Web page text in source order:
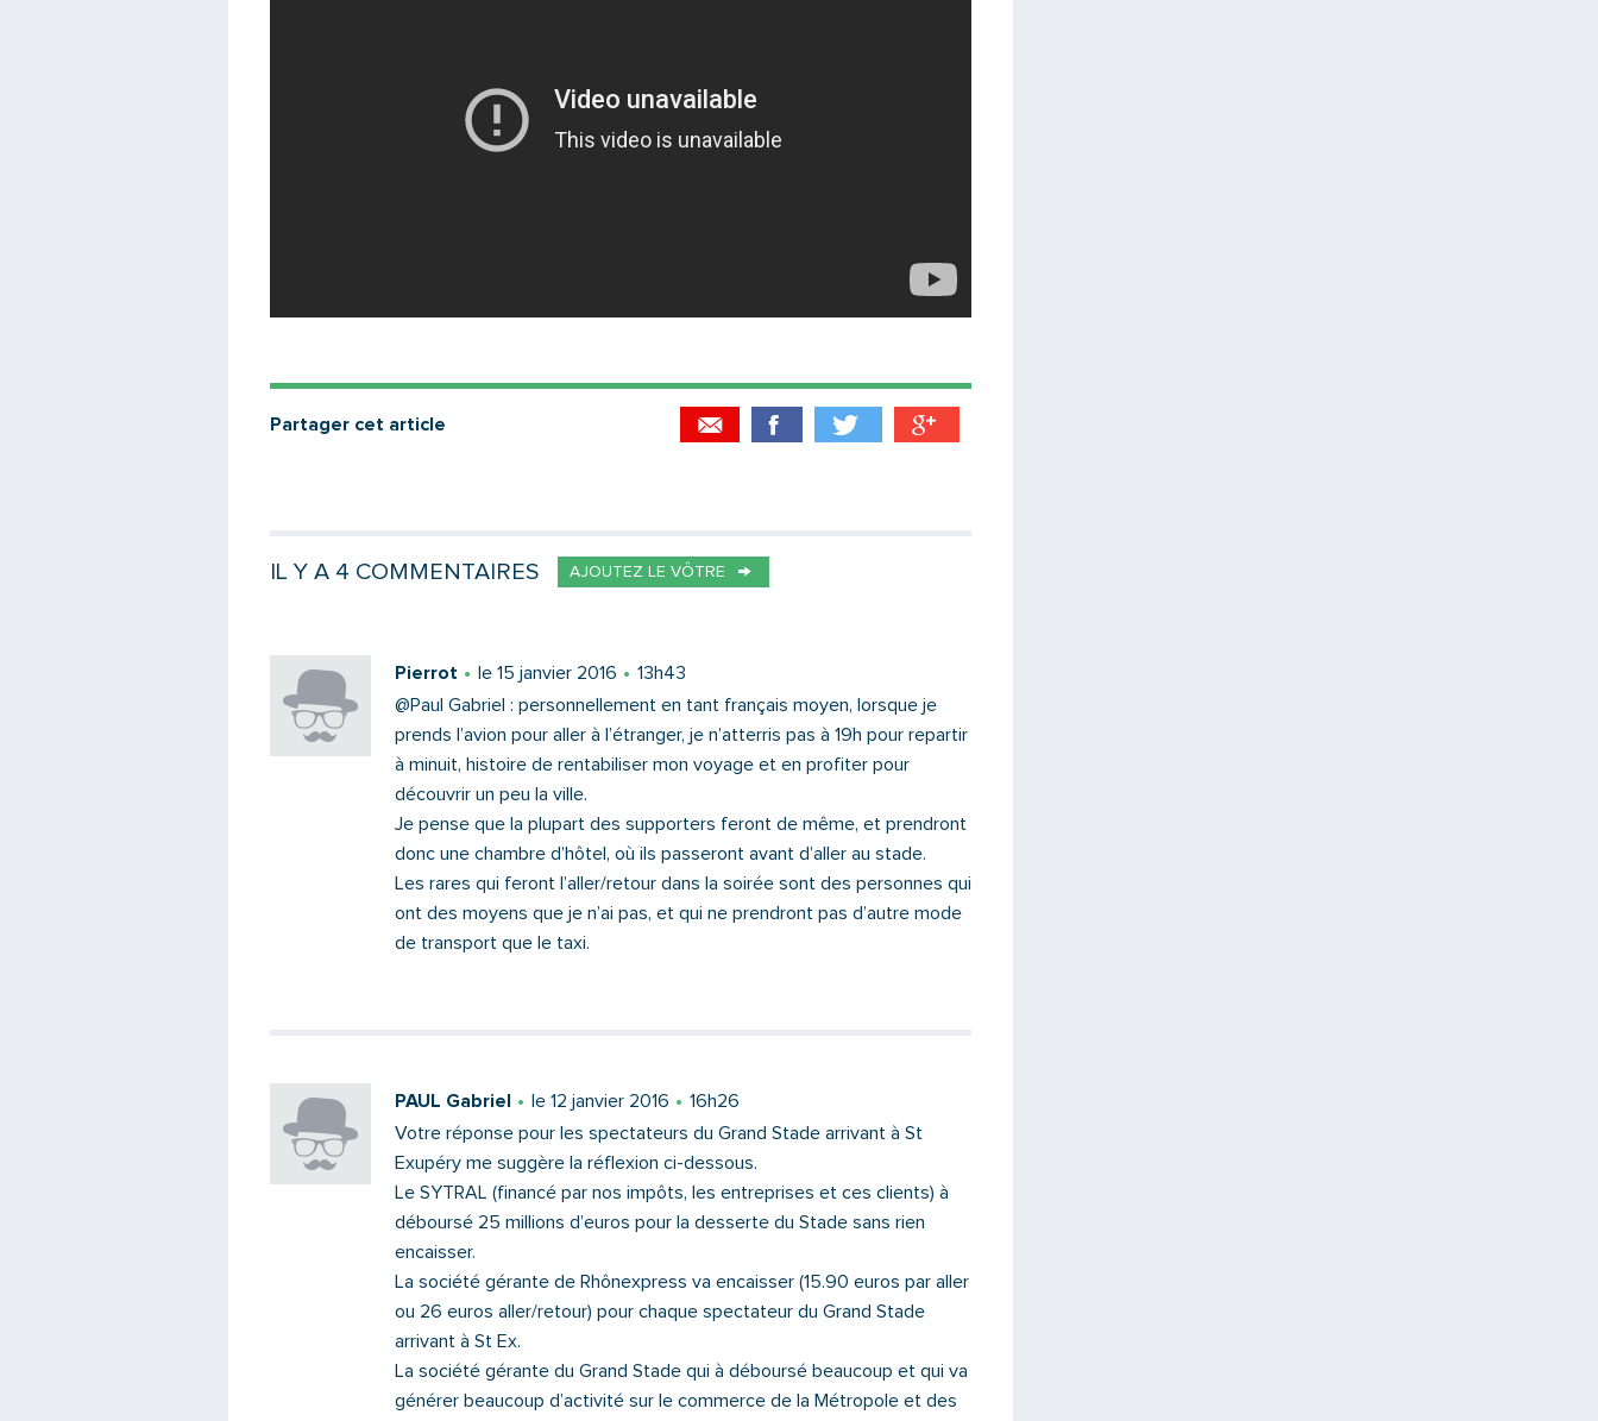
Partager cet article
Message
Saisissez le code
PARTAGER
IL Y A 4 COMMENTAIRES AJOUTEZ LE VÔTRE
Pierrot le 15 janvier 2016
13h43
@Paul Gabriel : personnellement en tant français moyen, lorsque je
prends l’avion pour aller à l’étranger, je n’atterris pas à 19h pour repartir
à minuit, histoire de rentabiliser mon voyage et en profiter pour
découvrir un peu la ville.
Je pense que la plupart des supporters feront de même, et prendront
donc une chambre d’hôtel, où ils passeront avant d’aller au stade.
Les rares qui feront l’aller/retour dans la soirée sont des personnes qui
ont des moyens que je n’ai pas, et qui ne prendront pas d’autre mode
de transport que le taxi.
PAUL Gabriel le 12 janvier 2016
16h26
Votre réponse pour les spectateurs du Grand Stade arrivant à St
Exupéry me suggère la réflexion ci-dessous.
Le SYTRAL (financé par nos impôts, les entreprises et ces clients) à
déboursé 25 millions d’euros pour la desserte du Stade sans rien
encaisser.
La société gérante de Rhônexpress va encaisser (15.90 euros par aller
ou 26 euros aller/retour) pour chaque spectateur du Grand Stade
arrivant à St Ex.
La société gérante du Grand Stade qui à déboursé beaucoup et qui va
générer beaucoup d’activité sur le commerce de la Métropole et des